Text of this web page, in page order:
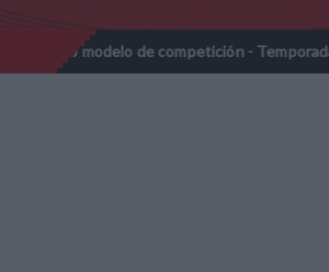
de competición - Temporada 2026-2027